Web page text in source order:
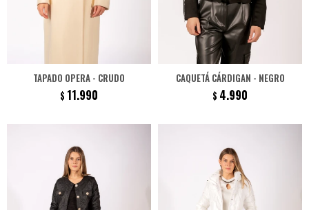
TAPADO OPERA - CRUDO
$ 11.990
CAQUETÁ CÁRDIGAN - NEGRO
$ 4.990